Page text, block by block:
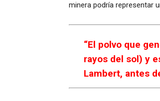
minera podría representar
“El polvo que
rayos del sol) y
Lambert, antes